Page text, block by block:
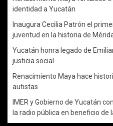
identidad a Yucatán
Inaugura Cecilia Patrón el
juventud en la historia de
Yucatán honra legado de
justicia social
Renacimiento Maya hace
autistas
IMER y Gobierno de Yucatán
la radio pública en beneficio de